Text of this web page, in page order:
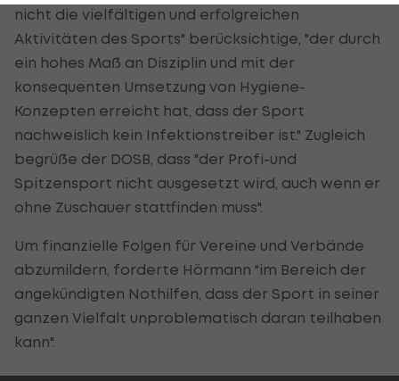
nicht die vielfältigen und erfolgreichen
Aktivitäten des Sports" berücksichtige, "der durch
ein hohes Maß an Disziplin und mit der
konsequenten Umsetzung von Hygiene-
Konzepten erreicht hat, dass der Sport
nachweislich kein Infektionstreiber ist." Zugleich
begrüße der DOSB, dass "der Profi-und
Spitzensport nicht ausgesetzt wird, auch wenn er
ohne Zuschauer stattfinden muss".
Um finanzielle Folgen für Vereine und Verbände
abzumildern, forderte Hörmann "im Bereich der
angekündigten Nothilfen, dass der Sport in seiner
ganzen Vielfalt unproblematisch daran teilhaben
kann".